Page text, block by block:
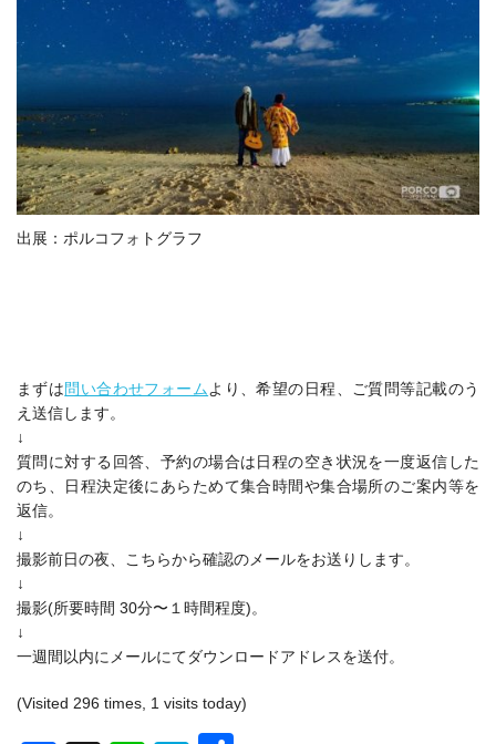
出展：ポルコフォトグラフ
まずは問い合わせフォームより 、希望の日程、ご質問等記載のう
え送信します。
↓
質問に対する回答、予約の場合は日程の空き状況を一度返信した
のち、日程決定後にあらためて集合時間や集合場所のご案内等を
返信。
↓
撮影前日の夜、こちらから確認のメールをお送りします。
↓
撮影(所要時間 30分〜１時間程度)。
↓
一週間以内にメールにてダウンロードアドレスを送付。
(Visited 296 times, 1 visits today)